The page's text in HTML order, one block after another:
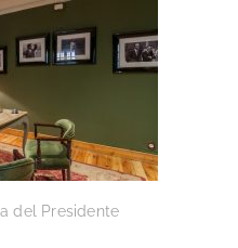
del Presidente